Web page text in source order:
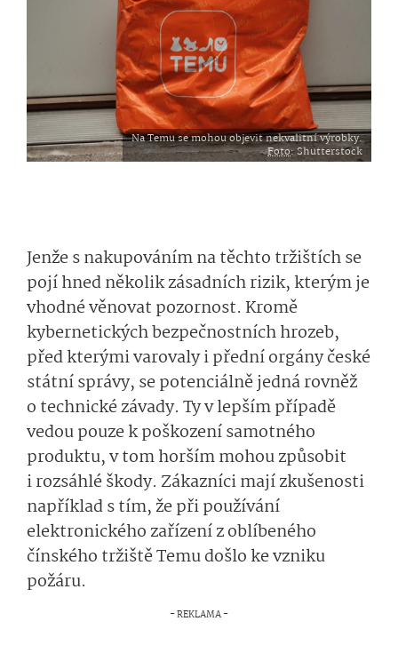
Na Temu se mohou objevit nekvalitní výrobky.
Foto: Shutterstock
Jenže s nakupováním na těchto tržištích se
pojí hned několik zásadních rizik, kterým je
vhodné věnovat pozornost. Kromě
kybernetických bezpečnostních hrozeb,
před kterými varovaly i přední orgány české
státní správy, se potenciálně jedná rovněž
o technické závady. Ty v lepším případě
vedou pouze k poškození samotného
produktu, v tom horším mohou způsobit
i rozsáhlé škody. Zákazníci mají zkušenosti
například s tím, že při používání
elektronického zařízení z oblíbeného
čínského tržiště Temu došlo ke vzniku
požáru.